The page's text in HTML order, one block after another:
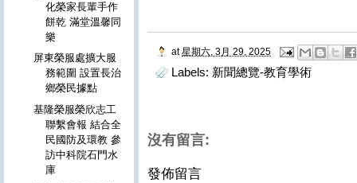
at 星期六, 3月 29, 2025
Labels: 新聞總覽-教育學術
沒有留言:
發佈留言
化榮家長輩手作
餅乾 滿堂溫馨同
樂
屏東榮服處擴大服
務範圍 設置長治
鄉榮民據點
基隆榮服榮欣志工
聯繫會報 結合全
民國防及環教 參
訪中科院石門水
庫